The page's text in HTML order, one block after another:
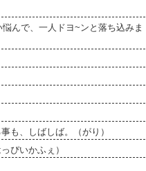
んで、一人ドヨ~ンと落ち込みま
も、しばしば。（がり）
ぴいかふぇ）